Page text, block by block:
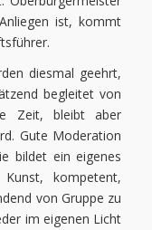
ist, kommt
diesmal geehrt,
begleitet von
Zeit, bleibt aber
Gute Moderation
bildet ein eigenes
kompetent,
von Gruppe zu
im eigenen Licht